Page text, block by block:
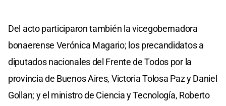
Del acto participaron también la vicegobernadora
bonaerense Verónica Magario; los precandidatos a
diputados nacionales del Frente de Todos por la
provincia de Buenos Aires, Victoria Tolosa Paz y Daniel
Gollan; y el ministro de Ciencia y Tecnología, Roberto